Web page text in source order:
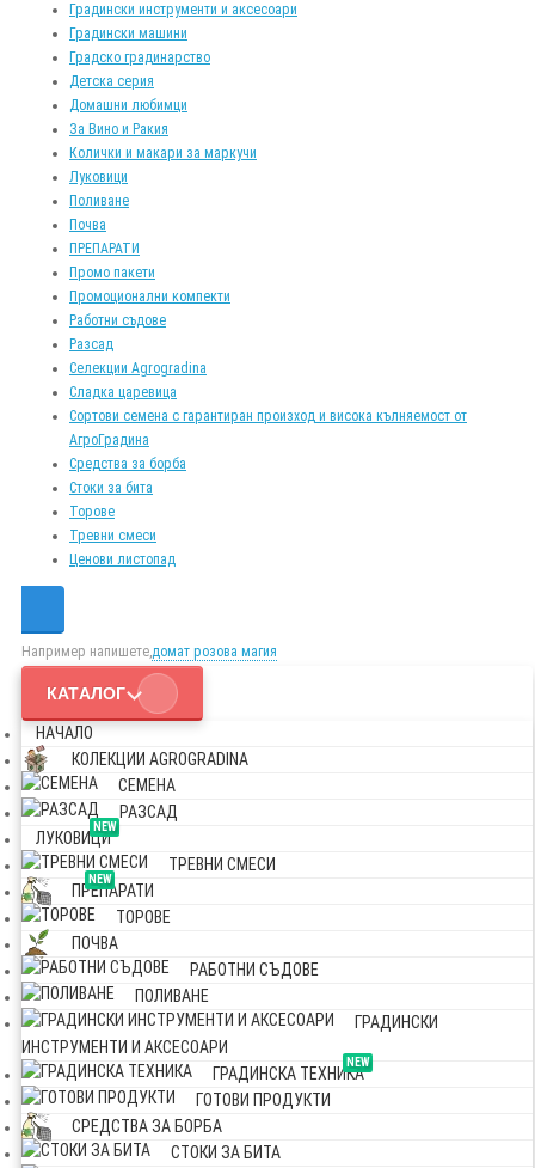
Градински инструменти и аксесоари
Градински машини
Градско градинарство
Детска серия
Домашни любимци
За Вино и Ракия
Колички и макари за маркучи
Луковици
Поливане
Почва
ПРЕПАРАТИ
Промо пакети
Промоционални компекти
Работни съдове
Разсад
Селекции Agrogradina
Сладка царевица
Сортови семена с гарантиран произход и висока кълняемост от
АгроГрадина
Средства за борба
Стоки за бита
Торове
Тревни смеси
Ценови листопад
Например напишете,домат розова магия
КАТАЛОГ
НАЧАЛО
КОЛЕКЦИИ AGROGRADINA
СЕМЕНА
РАЗСАД
NEW
ЛУКОВИЦИ
ТРЕВНИ СМЕСИ
NEW
ПРЕПАРАТИ
ТОРОВЕ
ПОЧВА
РАБОТНИ СЪДОВЕ
ПОЛИВАНЕ
ГРАДИНСКИ
ИНСТРУМЕНТИ И АКСЕСОАРИ
NEW
ГРАДИНСКА ТЕХНИКА
ГОТОВИ ПРОДУКТИ
СРЕДСТВА ЗА БОРБА
СТОКИ ЗА БИТА